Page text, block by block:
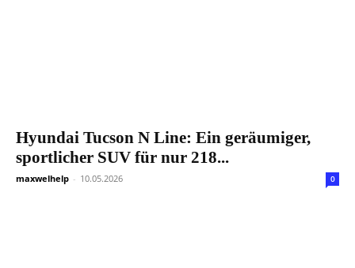
Hyundai Tucson N Line: Ein geräumiger,
sportlicher SUV für nur 218...
maxwelhelp - 10.05.2026 0